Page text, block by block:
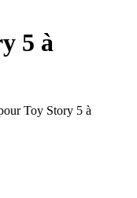
5 à
Toy Story 5 à